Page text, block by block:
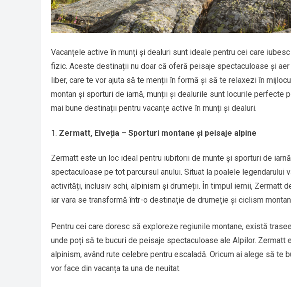
Vacanțele active în munți și dealuri sunt ideale pentru cei care
fizic. Aceste destinații nu doar că oferă peisaje spectaculoase și
liber, care te vor ajuta să te menții în formă și să te relaxezi în
montan și sporturi de iarnă, munții și dealurile sunt locurile perfecte
mai bune destinații pentru vacanțe active în munți și dealuri.
Zermatt, Elveția – Sporturi montane și peisaje alpine
Zermatt este un loc ideal pentru iubitorii de munte și sporturi de
spectaculoase pe tot parcursul anului. Situat la poalele legendarului
activități, inclusiv schi, alpinism și drumeții. În timpul iernii, Zermatt
iar vara se transformă într-o destinație de drumeție și ciclism
Pentru cei care doresc să exploreze regiunile montane, există
unde poți să te bucuri de peisaje spectaculoase ale Alpilor. Zermatt
alpinism, având rute celebre pentru escaladă. Oricum ai alege să te
vor face din vacanța ta una de neuitat.